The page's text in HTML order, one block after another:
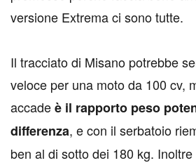
versione Extrema ci sono tutte.
Il tracciato di Misano potrebbe
veloce per una moto da 100 cv,
accadeè il rapporto peso
differenza, e con il serbatoio
ben al di sotto dei 180 kg.